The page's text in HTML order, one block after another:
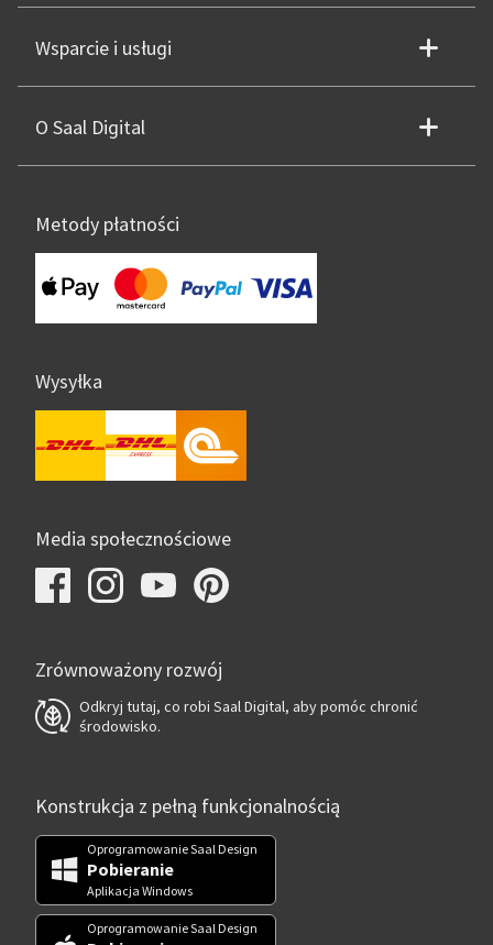
Wsparcie i usługi
O Saal Digital
Metody płatności
Wysyłka
Media społecznościowe
Zrównoważony rozwój
Odkryj tutaj, co robi Saal Digital, aby pomóc chronić
środowisko.
Konstrukcja z pełną funkcjonalnością
Oprogramowanie Saal Design
Pobieranie
Aplikacja Windows
Oprogramowanie Saal Design